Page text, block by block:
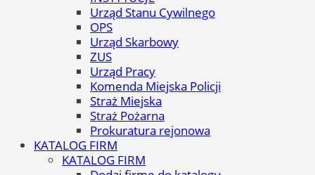
Urząd Stanu Cywilnego
OPS
Urząd Skarbowy
ZUS
Urząd Pracy
Komenda Miejska Policji
Straż Miejska
Straż Pożarna
Prokuratura rejonowa
KATALOG FIRM
KATALOG FIRM